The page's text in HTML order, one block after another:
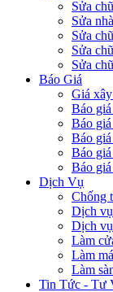
Sửa
Sửa
Sửa
Sửa
Sửa
Báo Giá
Giá
Báo
Báo
Báo
Báo
Báo
Dịch Vụ
Chống
Dịch
Dịch
Làm
Làm
Làm
Tin Tức - Tư